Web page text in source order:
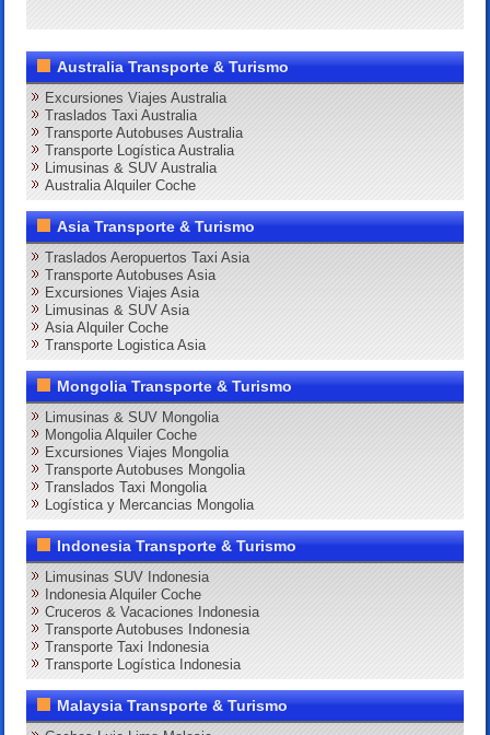
Australia Transporte & Turismo
Excursiones Viajes Australia
Traslados Taxi Australia
Transporte Autobuses Australia
Transporte Logística Australia
Limusinas & SUV Australia
Australia Alquiler Coche
Asia Transporte & Turismo
Traslados Aeropuertos Taxi Asia
Transporte Autobuses Asia
Excursiones Viajes Asia
Limusinas & SUV Asia
Asia Alquiler Coche
Transporte Logistica Asia
Mongolia Transporte & Turismo
Limusinas & SUV Mongolia
Mongolia Alquiler Coche
Excursiones Viajes Mongolia
Transporte Autobuses Mongolia
Translados Taxi Mongolia
Logística y Mercancias Mongolia
Indonesia Transporte & Turismo
Limusinas SUV Indonesia
Indonesia Alquiler Coche
Cruceros & Vacaciones Indonesia
Transporte Autobuses Indonesia
Transporte Taxi Indonesia
Transporte Logística Indonesia
Malaysia Transporte & Turismo